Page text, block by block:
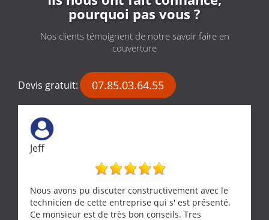
pourquoi pas vous ?
Nos clients témoignent de notre savoir faire en
couverture
Devis gratuit: 07.85.03.64.55
Jeff
Nous avons pu discuter constructivement avec le
technicien de cette entreprise qui s' est présenté.
Ce monsieur est de très bon conseils. Tres